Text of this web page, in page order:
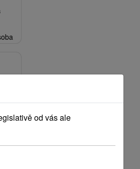
od vás ale